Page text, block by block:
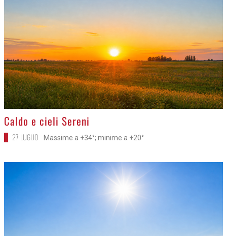
>
Caldo e cieli Sereni
27 LUGLIO Massime a +34°; minime a +20°